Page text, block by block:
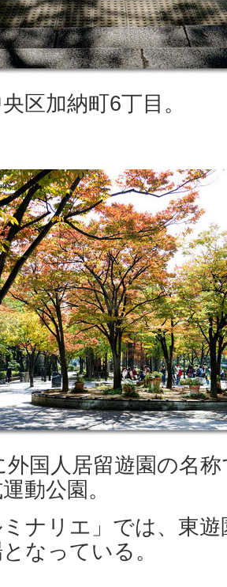
区加納町6丁目。
外国人居留遊園の名
動公園。
ミナリエ」では、東
なっている。